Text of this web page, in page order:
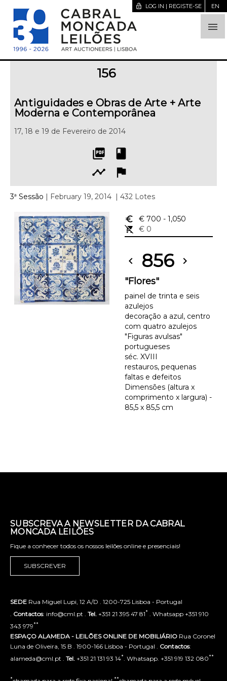

lock_open LOG IN | REGISTE-SE EN
156
Antiguidades e Obras de Arte + Arte
Moderna e Contemporânea
17, 18 e 19 de Fevereiro de 2014
picture_as_pdf
book
timeline
flag
3ª Sessão | February 19, 2014 | 432 Lotes
euro_symbol € 700 - 1,050
remove_shopping_cart
€ 0
chevron_left 856 chevron_right
"Flores"
painel de trinta e seis
azulejos
decoração a azul, centro
com quatro azulejos
"Figuras avulsas"
portugueses
séc. XVIII
restauros, pequenas
faltas e defeitos
Dimensões (altura x
comprimento x largura) -
85,5 x 85,5 cm
SUBSCREVA A NEWSLETTER DA CABRAL
MONCADA LEILÕES
Fique a conhecer todos os nossos leilões online e presenciais!
SUBSCREVER
SEDE Rua Miguel Lupi, 12 A/D . 1200-725 Lisboa - Portugal
Contactos: info@cml.pt . Tel. +351 21 395 47 81* . Whatsapp +351 910
343 979**
ESPAÇO ALAMEDA - LEILÕES ONLINE DE MOBILIÁRIO Rua Coronel
Luna de Oliveira, 15 B . 1900-166 Lisboa - Portugal . Contactos:
alameda@cml.pt . Tel. +351 21 131 93 14* . Whatsapp. +351 919 132 080**
* **